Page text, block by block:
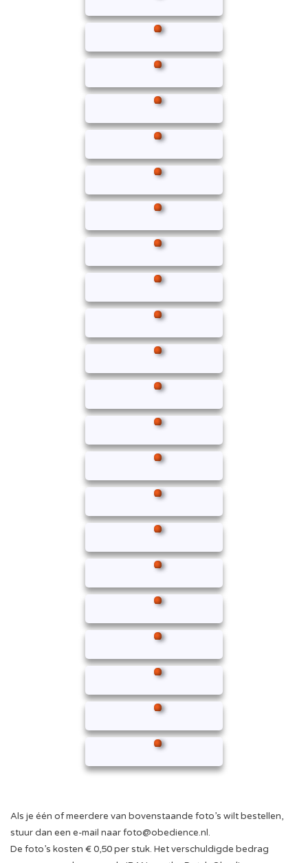
Als je één of meerdere van bovenstaande foto’s wilt bestellen,
stuur dan een e-mail naarfoto@obedience.nl.
De foto’s kosten € 0,50 per stuk. Het verschuldigde bedrag